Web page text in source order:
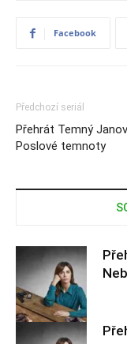
Facebook
Předchozí seriál
Přehrát Temný
Poslové temnoty